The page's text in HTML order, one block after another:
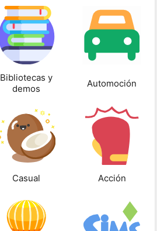
Bibliotecas y
demos
Automoción
Casual Acción